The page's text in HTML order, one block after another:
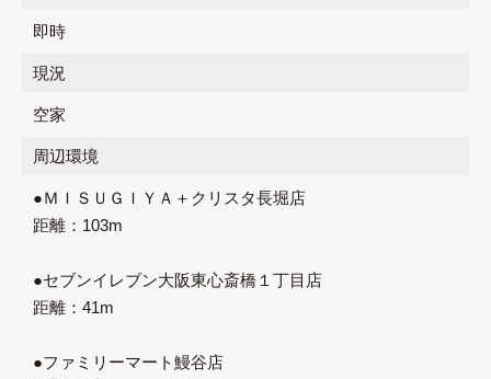
即時
現況
空家
周辺環境
●ＭＩＳＵＧＩＹＡ＋クリスタ長堀店
距離：103m
●セブンイレブン大阪東心斎橋１丁目店
距離：41m
●ファミリーマート鰻谷店